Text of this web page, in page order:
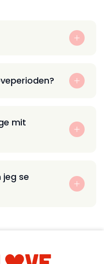
mit
jeg se